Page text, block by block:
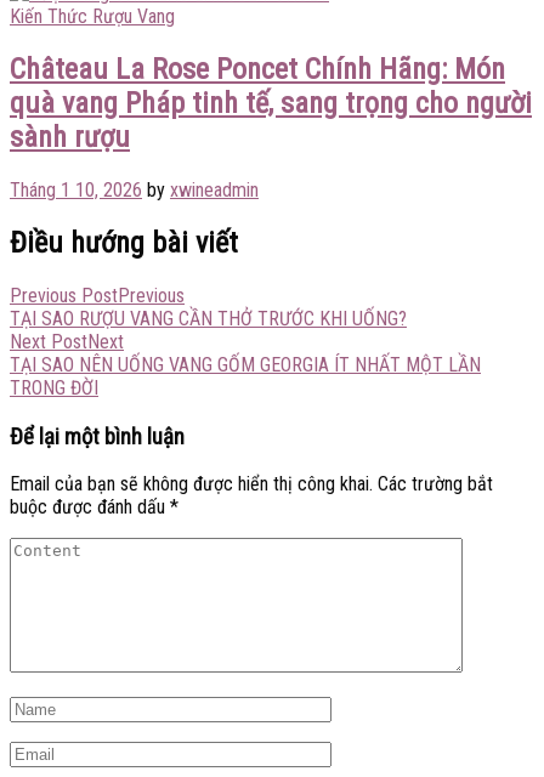
Kiến Thức Rượu Vang
Château La Rose Poncet Chính Hãng: Món
quà vang Pháp tinh tế, sang trọng cho người
sành rượu
Tháng 1 10, 2026 by xwineadmin
Điều hướng bài viết
Previous PostPrevious
TẠI SAO RƯỢU VANG CẦN THỞ TRƯỚC KHI UỐNG?
Next PostNext
TẠI SAO NÊN UỐNG VANG GỐM GEORGIA ÍT NHẤT MỘT LẦN
TRONG ĐỜI
Để lại một bình luận
Email của bạn sẽ không được hiển thị công khai. Các trường bắt
buộc được đánh dấu *